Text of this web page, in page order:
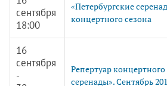
сентября
18:00
«Петербургские
концертного сезона
16
сентября
-
Репертуар
серенады». Cентябрь